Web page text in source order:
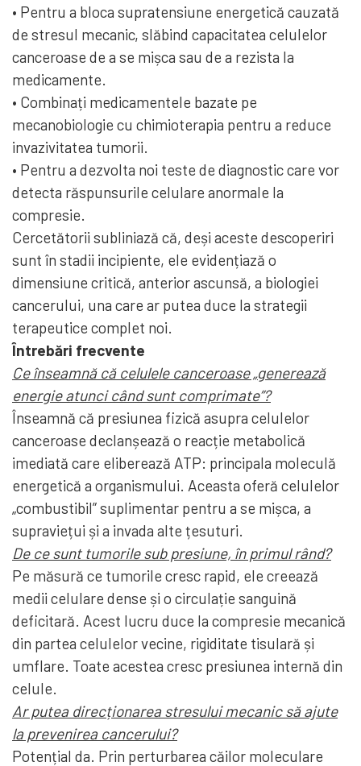
• Pentru a bloca supratensiune energetică cauzată
de stresul mecanic, slăbind capacitatea celulelor
canceroase de a se mișca sau de a rezista la
medicamente.
• Combinați medicamentele bazate pe
mecanobiologie cu chimioterapia pentru a reduce
invazivitatea tumorii.
• Pentru a dezvolta noi teste de diagnostic care vor
detecta răspunsurile celulare anormale la
compresie.
Cercetătorii subliniază că, deși aceste descoperiri
sunt în stadii incipiente, ele evidențiază o
dimensiune critică, anterior ascunsă, a biologiei
cancerului, una care ar putea duce la strategii
terapeutice complet noi.
Întrebări frecvente
Ce înseamnă că celulele canceroase „generează
energie atunci când sunt comprimate”?
Înseamnă că presiunea fizică asupra celulelor
canceroase declanșează o reacție metabolică
imediată care eliberează ATP: principala moleculă
energetică a organismului. Aceasta oferă celulelor
„combustibil” suplimentar pentru a se mișca, a
supraviețui și a invada alte țesuturi.
De ce sunt tumorile sub presiune, în primul rând?
Pe măsură ce tumorile cresc rapid, ele creează
medii celulare dense și o circulație sanguină
deficitară. Acest lucru duce la compresie mecanică
din partea celulelor vecine, rigiditate tisulară și
umflare. Toate acestea cresc presiunea internă din
celule.
Ar putea direcționarea stresului mecanic să ajute
la prevenirea cancerului?
Potențial da. Prin perturbarea căilor moleculare